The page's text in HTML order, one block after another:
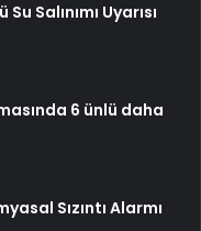
Salınımı Uyarısı
6 ünlü daha
Sızıntı Alarmı